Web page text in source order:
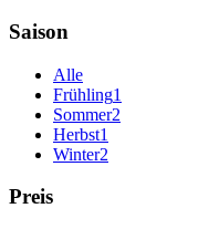
Saison
Alle
Frühling1
Sommer2
Herbst1
Winter2
Preis